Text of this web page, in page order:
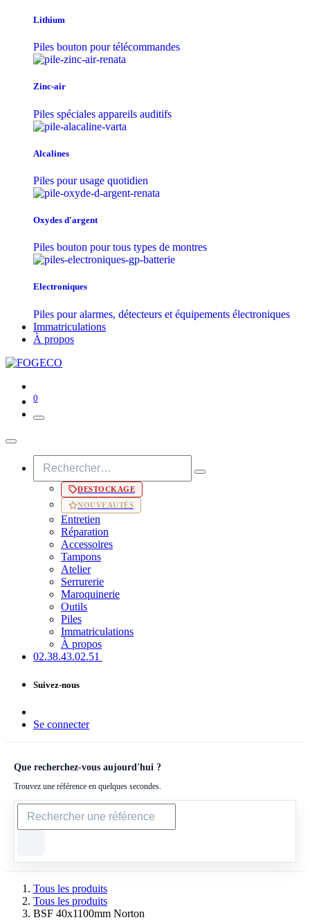
Lithium
Piles bouton pour télécommandes
Zinc-air
Piles spéciales appareils auditifs
Alcalines
Piles pour usage quotidien
Oxydes d'argent
Piles bouton pour tous types de montres
Electroniques
Piles pour alarmes, détecteurs et équipements électroniques
Immatriculations
À propos
0
DESTOCKAGE
NOUVEAUTÉS
Entretien
Réparation
Accessoires
Tampons
Atelier
Serrurerie
Maroquinerie
Outils
Piles
Immatriculations
À propos
02.38.43​.02.51
Suivez-nous
Se connecter
Que recherchez-vous aujourd'hui ?
Trouvez une référence en quelques secondes.
Tous les produits
Tous les produits
BSF 40x1100mm Norton